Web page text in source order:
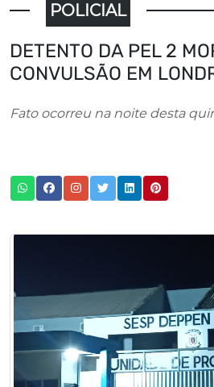
POLICIAL
DETENTO DA PEL 2
CONVULSÃO EM
Fato ocorreu na noite desta